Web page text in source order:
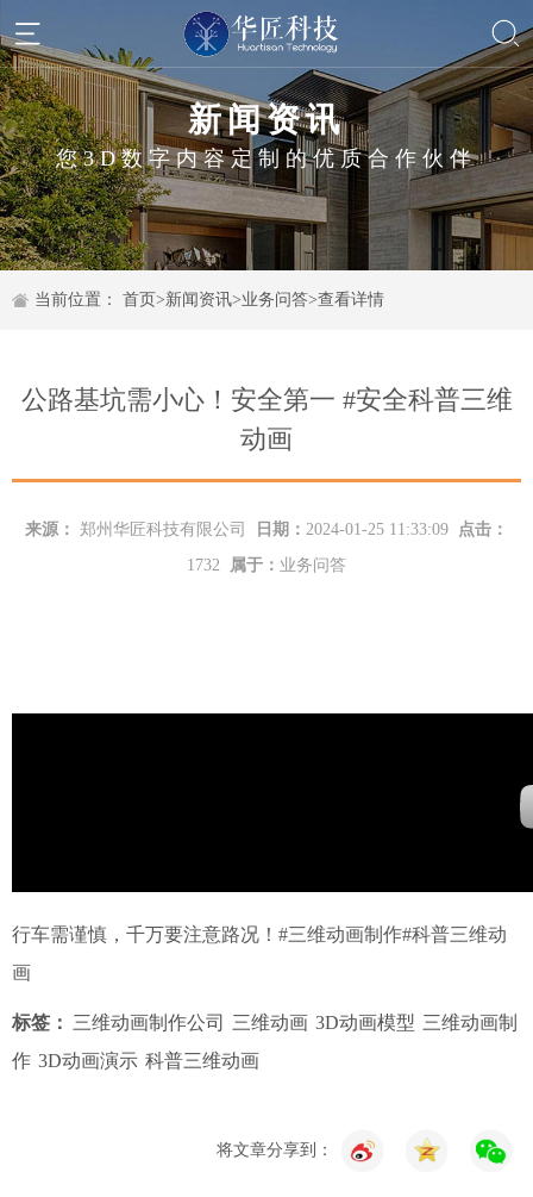
新闻资讯
您3D数字内容定制的优质合作伙伴
当前位置： 首页>新闻资讯>业务问答>查看详情
公路基坑需小心！安全第一 #安全科普三维
动画
来源： 郑州华匠科技有限公司 日期： 2024-01-25 11:33:09
点击：
1732
属于： 业务问答
行车需谨慎，千万要注意路况！#三维动画制作#科普三维动
画
标签： 三维动画制作公司 三维动画 3D动画模型 三维动画制
作 3D动画演示 科普三维动画
将文章分享到：